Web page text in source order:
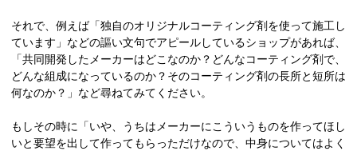
それで、例えば「独自のオリジナルコーティング剤を使って施工し
ています」などの謳い文句でアピールしているショップがあれば、
「共同開発したメーカーはどこなのか？どんなコーティング剤で、
どんな組成になっているのか？そのコーティング剤の長所と短所は
何なのか？」など尋ねてみてください。
もしその時に「いや、うちはメーカーにこういうものを作ってほし
いと要望を出して作ってもらっただけなので、中身についてはよく